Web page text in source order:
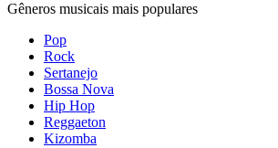
Gêneros musicais mais populares
Pop
Rock
Sertanejo
Bossa Nova
Hip Hop
Reggaeton
Kizomba